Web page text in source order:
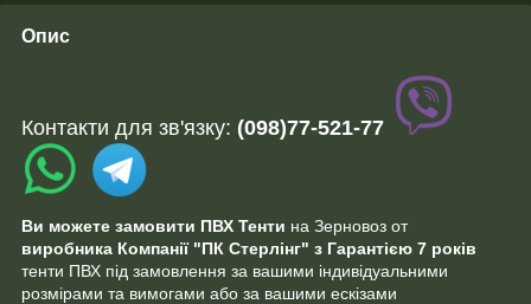
Опис
Контакти для зв'язку: (098)77-521-77
Ви можете замовити ПВХ Тенти на Зерновоз от
виробника Компанії "ПК Стерлінг" з Гарантією 7 років
тенти ПВХ під замовлення за вашими індивідуальними
розмірами та вимогами або за вашими ескізами